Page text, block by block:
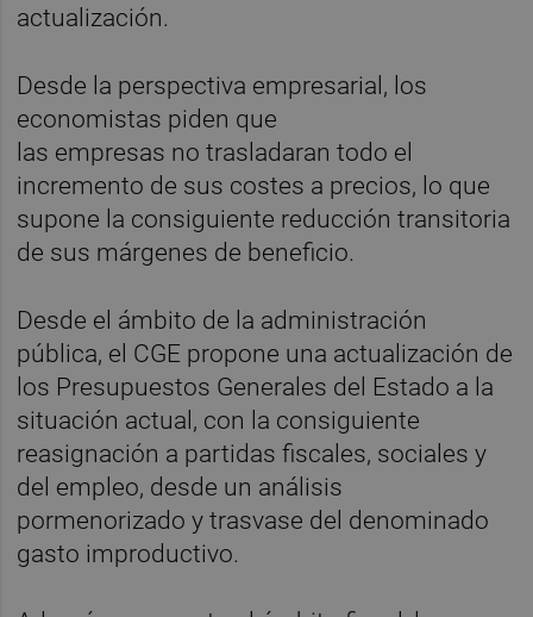
actualización.
Desde la perspectiva empresarial, los
economistas piden que
las empresas no trasladaran todo el
incremento de sus costes a precios, lo que
supone la consiguiente reducción transitoria
de sus márgenes de beneficio.
Desde el ámbito de la administración
pública, el CGE propone una actualización de
los Presupuestos Generales del Estado a la
situación actual, con la consiguiente
reasignación a partidas fiscales, sociales y
del empleo, desde un análisis
pormenorizado y trasvase del denominado
gasto improductivo.